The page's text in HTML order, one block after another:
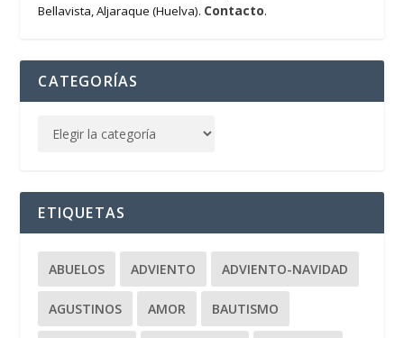
Bellavista, Aljaraque (Huelva). Contacto.
CATEGORÍAS
ETIQUETAS
ABUELOS ADVIENTO ADVIENTO-NAVIDAD
AGUSTINOS AMOR BAUTISMO